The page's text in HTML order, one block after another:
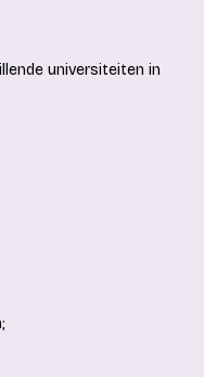
universiteiten in